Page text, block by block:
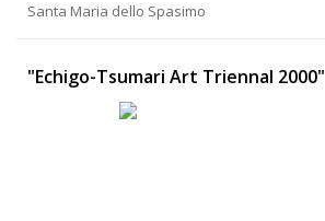
Santa Maria dello Spasimo
"Echigo-Tsumari Art Triennal 2000"